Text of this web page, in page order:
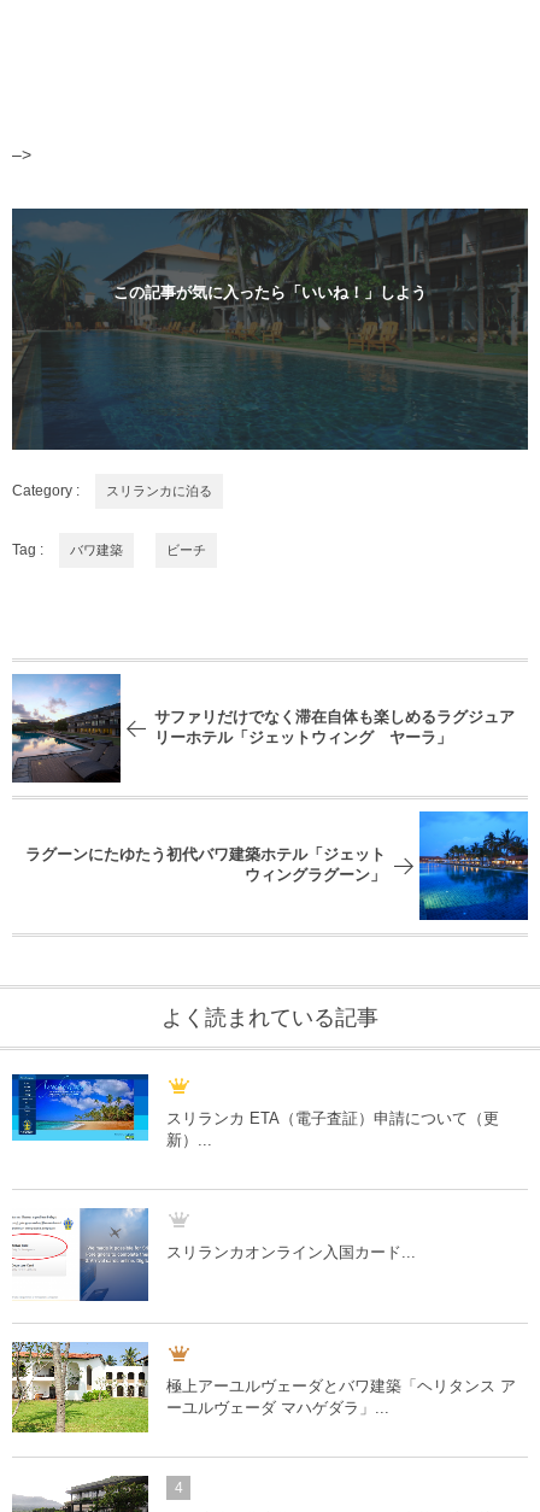
–>
この記事が気に入ったら「いいね！」しよう
Category : スリランカに泊る
Tag : バワ建築 ビーチ
サファリだけでなく滞在自体も楽しめるラグジュア
リーホテル「ジェットウィング ヤーラ」
ラグーンにたゆたう初代バワ建築ホテル「ジェット
ウィングラグーン」
よく読まれている記事
スリランカ ETA（電子査証）申請について（更
新）...
スリランカオンライン入国カード...
極上アーユルヴェーダとバワ建築「ヘリタンス ア
ーユルヴェーダ マハゲダラ」...
4